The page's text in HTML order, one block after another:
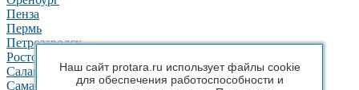
Наш сайт protara.ru использует файлы cookie
для обеспечения работоспособности и
Пенза
Пермь
Петрозаводск
Ростов-на-Дону
Салават
Самара